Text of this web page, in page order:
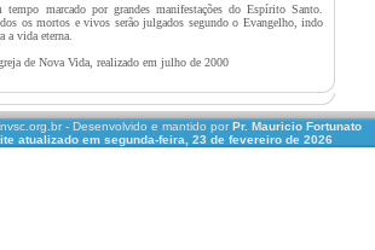
marcado por grandes manifestações do Espírito Santo.
os mortos e vivos serão julgados segundo o Evangelho, indo
a vida eterna.
de Nova Vida, realizado em julho de 2000
- Desenvolvido e mantido porPr. Mauricio Fortunato
atualizado em segunda-feira, 23 de fevereiro de 2026